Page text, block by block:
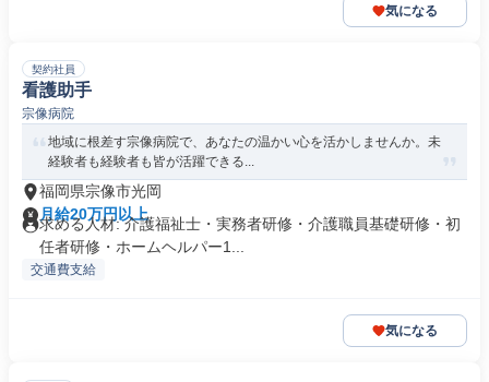
気になる
契約社員
看護助手
宗像病院
地域に根差す宗像病院で、あなたの温かい心を活かしませんか。未
経験者も経験者も皆が活躍できる...
福岡県宗像市光岡
月給20万円以上
求める人材: 介護福祉士・実務者研修・介護職員基礎研修・初
任者研修・ホームヘルパー1...
交通費支給
気になる